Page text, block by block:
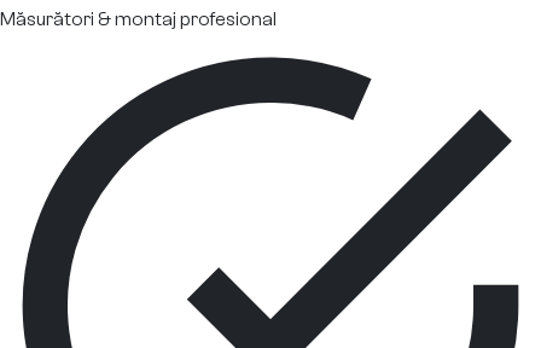
Măsurători & montaj profesional